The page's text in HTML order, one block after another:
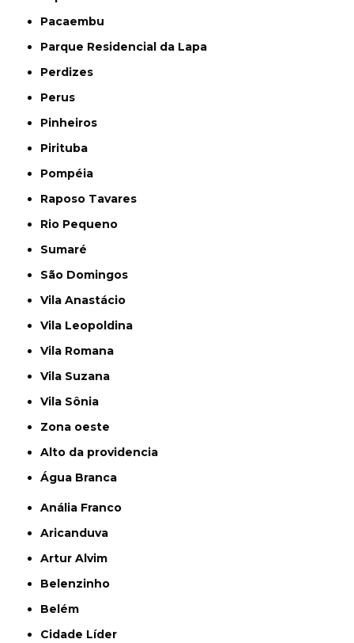
Pacaembu
Parque Residencial da Lapa
Perdizes
Perus
Pinheiros
Pirituba
Pompéia
Raposo Tavares
Rio Pequeno
Sumaré
São Domingos
Vila Anastácio
Vila Leopoldina
Vila Romana
Vila Suzana
Vila Sônia
Zona oeste
alto da providencia
Água Branca
Anália Franco
Aricanduva
Artur Alvim
Belenzinho
Belém
Cidade Líder